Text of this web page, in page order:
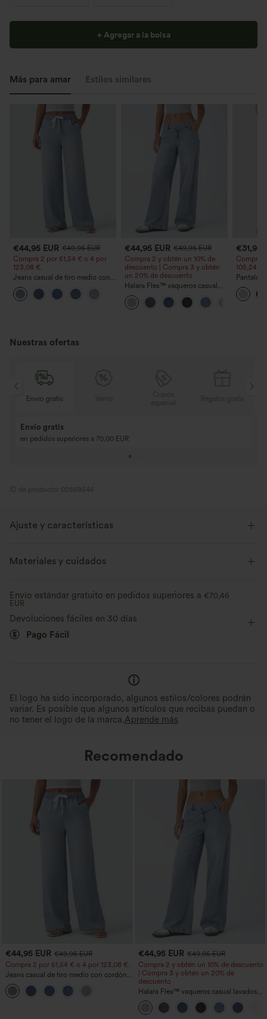
+ Agregar a la bolsa
Más para amar Estilos similares
€44,95 EUR €49,95 EUR
Compra 2 por 61,54 € o 4 por
123,08 €.
Jeans casual de tiro medio con
cordón y bolsillos
€44,95 EUR €49,95 EUR
Compra 2 y obtén un 10% de
descuento | Compra 3 y obtén
un 20% de descuento
Halara Flex™ vaqueros casual
lavados asimétricos de tiro bajo
con bolsillos con cremallera,
corte baggy y pierna ancha
€31,95
Compra
105,24 €.
cordón
ancha,
casual
Nuestras ofertas
Venta
Compra 3 y llévate 1 gratis
Compra 4 por 3, compra 8 por 6
ID de producto: 02868546
Ajuste y características
Shorts integrados
Elástico en 2 direcciones
Materiales y cuidados
Envío estándar gratuito en pedidos superiores a €70,46
EUR
Devoluciones fáciles en 30 días
Pago Fácil
El logo ha sido incorporado, algunos estilos/colores podrán
variar. Es posible que algunos artículos que recibas puedan o
no tener el logo de la marca.Aprende más
Recomendado
€44,95 EUR €49,95 EUR
Compra 2 por 61,54 € o 4 por 123,08 €.
Jeans casual de tiro medio con cordón y
bolsillos
€44,95 EUR €49,95 EUR
Compra 2 y obtén un 10% de descuento
| Compra 3 y obtén un 20% de
descuento
Halara Flex™ vaqueros casual lavados
asimétricos de tiro bajo con bolsillos
con cremallera, corte baggy y pierna
ancha